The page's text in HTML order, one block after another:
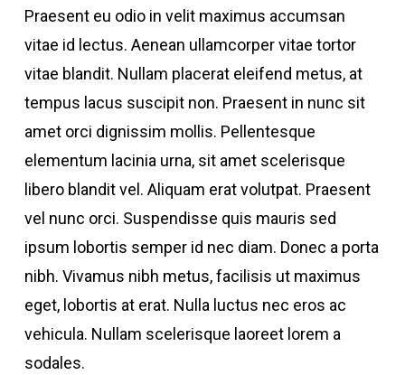
Praesent eu odio in velit maximus accumsan
vitae id lectus. Aenean ullamcorper vitae tortor
vitae blandit. Nullam placerat eleifend metus, at
tempus lacus suscipit non. Praesent in nunc sit
amet orci dignissim mollis. Pellentesque
elementum lacinia urna, sit amet scelerisque
libero blandit vel. Aliquam erat volutpat. Praesent
vel nunc orci. Suspendisse quis mauris sed
ipsum lobortis semper id nec diam. Donec a porta
nibh. Vivamus nibh metus, facilisis ut maximus
eget, lobortis at erat. Nulla luctus nec eros ac
vehicula. Nullam scelerisque laoreet lorem a
sodales.